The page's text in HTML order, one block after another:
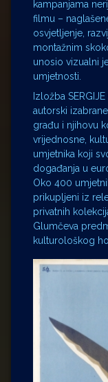
kampanjama
filmu –
osvjetljenje,
montažnim
unosio vizualni
umjetnosti.
Izložba
autorski
građu i njihovu
vrijednosne,
umjetnika koji
događanja u
Oko 400
prikupljeni iz
privatnih
Glumčeva
kulturološkog